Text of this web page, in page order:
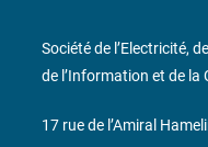
Société de l’Electricité,
de l’Information et de la
17 rue de l’Amiral